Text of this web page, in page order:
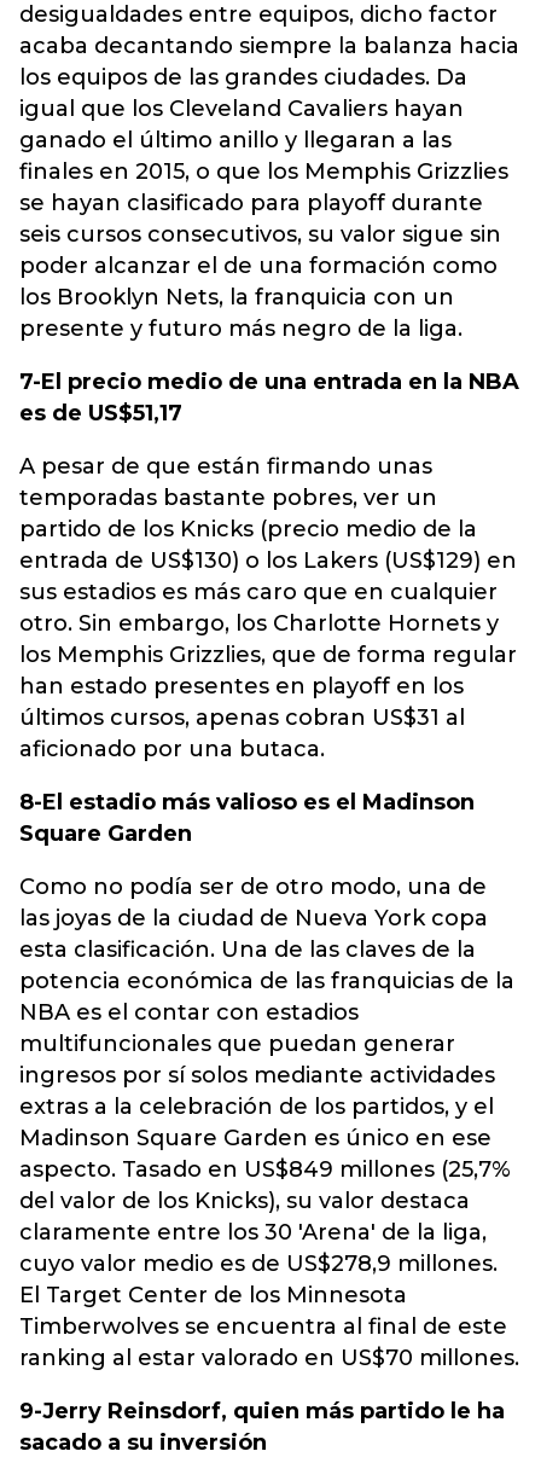
desigualdades entre equipos, dicho factor
acaba decantando siempre la balanza hacia
los equipos de las grandes ciudades. Da
igual que los Cleveland Cavaliers hayan
ganado el último anillo y llegaran a las
finales en 2015, o que los Memphis Grizzlies
se hayan clasificado para playoff durante
seis cursos consecutivos, su valor sigue sin
poder alcanzar el de una formación como
los Brooklyn Nets, la franquicia con un
presente y futuro más negro de la liga.
7-El precio medio de una entrada en la NBA
es de US$51,17
A pesar de que están firmando unas
temporadas bastante pobres, ver un
partido de los Knicks (precio medio de la
entrada de US$130) o los Lakers (US$129) en
sus estadios es más caro que en cualquier
otro. Sin embargo, los Charlotte Hornets y
los Memphis Grizzlies, que de forma regular
han estado presentes en playoff en los
últimos cursos, apenas cobran US$31 al
aficionado por una butaca.
8-El estadio más valioso es el Madinson
Square Garden
Como no podía ser de otro modo, una de
las joyas de la ciudad de Nueva York copa
esta clasificación. Una de las claves de la
potencia económica de las franquicias de la
NBA es el contar con estadios
multifuncionales que puedan generar
ingresos por sí solos mediante actividades
extras a la celebración de los partidos, y el
Madinson Square Garden es único en ese
aspecto. Tasado en US$849 millones (25,7%
del valor de los Knicks), su valor destaca
claramente entre los 30 'Arena' de la liga,
cuyo valor medio es de US$278,9 millones.
El Target Center de los Minnesota
Timberwolves se encuentra al final de este
ranking al estar valorado en US$70 millones.
9-Jerry Reinsdorf, quien más partido le ha
sacado a su inversión